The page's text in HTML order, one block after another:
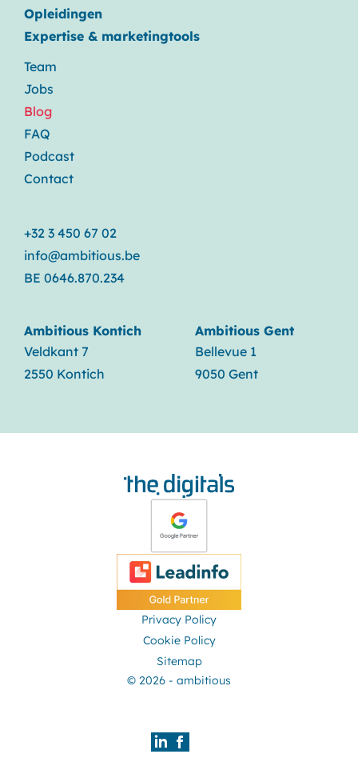
Opleidingen
Expertise & marketingtools
Team
Jobs
Blog
FAQ
Podcast
Contact
+32 3 450 67 02
info@ambitious.be
BE 0646.870.234
Ambitious Kontich
Veldkant 7
2550 Kontich
Ambitious Gent
Bellevue 1
9050 Gent
Privacy Policy
Cookie Policy
Sitemap
© 2026 - ambitious